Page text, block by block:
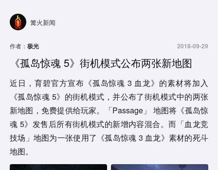
篝火新闻
作者： 极光 2018-09-29
《孤岛惊魂 5》街机模式公布两张新地图
近日，育碧官方宣布《孤岛惊魂 3 血龙》的素材将加入
《孤岛惊魂 5》的街机模式，并公布了街机模式中的两张
新地图，免费提供给玩家。「Passage」 地图将《孤岛惊
魂 5》发售后所有街机模式的新增内容混合。而「血龙竞
技场」地图为一张使用了《孤岛惊魂 3 血龙》素材的死斗
地图。